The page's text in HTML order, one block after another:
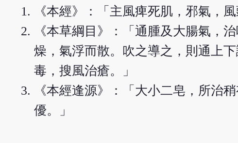
《本經》：「主風痺死肌，邪氣，
《本草綱目》：「通腫及大腸氣，
燥，氣浮而散。吹之導之，則通上
毒，搜風治瘡。」
《本經逢源》：「大小二皂，所治
優。」